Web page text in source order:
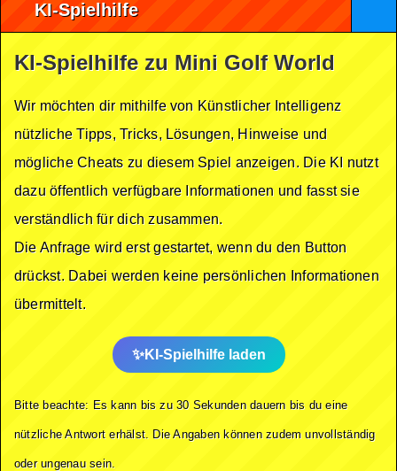
KI-Spielhilfe
KI-Spielhilfe zu Mini Golf World
Wir möchten dir mithilfe von Künstlicher Intelligenz
nützliche Tipps, Tricks, Lösungen, Hinweise und
mögliche Cheats zu diesem Spiel anzeigen. Die KI nutzt
dazu öffentlich verfügbare Informationen und fasst sie
verständlich für dich zusammen.
Die Anfrage wird erst gestartet, wenn du den Button
drückst. Dabei werden keine persönlichen Informationen
übermittelt.
KI-Spielhilfe laden
Bitte beachte: Es kann bis zu 30 Sekunden dauern bis du eine
nützliche Antwort erhälst. Die Angaben können zudem unvollständig
oder ungenau sein.